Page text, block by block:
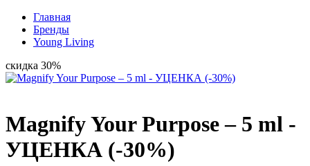
Главная
Бренды
Young Living
скидка 30%
Magnify Your Purpose – 5 ml -
УЦЕНКА (-30%)